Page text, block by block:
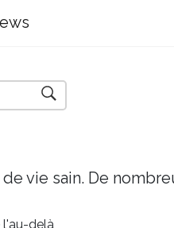
vie sain. De
l'au-delà